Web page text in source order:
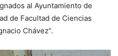
al Ayuntamiento de
de Facultad de Ciencias
Chávez”.